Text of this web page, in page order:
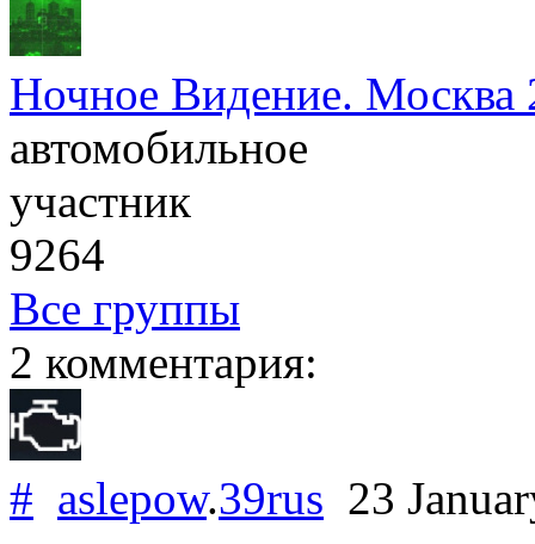
Ночное Видение. Москва
автомобильное
участник
9264
Все группы
2 комментария:
# aslepow.39rus 23